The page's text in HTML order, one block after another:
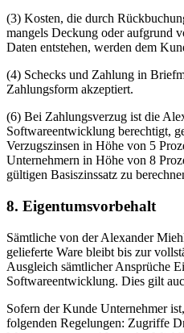
(3) Kosten, die durch
mangels Deckung oder aufgrund
Daten entstehen, werden dem
(4) Schecks und Zahlung in
Zahlungsform akzeptiert.
(6) Bei Zahlungsverzug ist die
Softwareentwicklung berechtigt,
Verzugszinsen in Höhe von 5
Unternehmern in Höhe von 8
gültigen Basiszinssatz zu
8. Eigentumsvorbehalt
Sämtliche von der Alexander
gelieferte Ware bleibt bis zur
Ausgleich sämtlicher Ansprüche
Softwareentwicklung. Dies gilt
Sofern der Kunde Unternehmer
folgenden Regelungen: Zugriffe